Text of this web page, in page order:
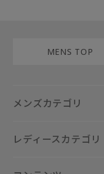
MENS TOP
メンズカテゴリ
レディースカテゴリ